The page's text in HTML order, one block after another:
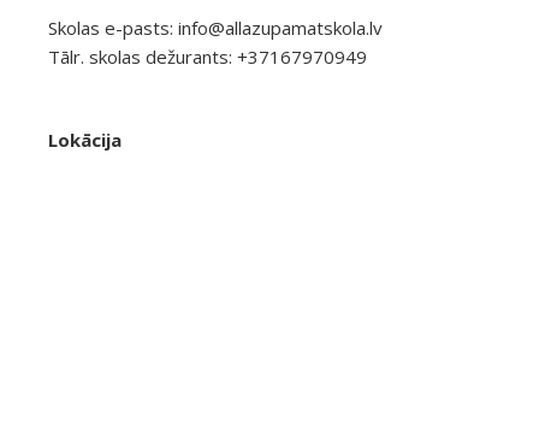
Skolas e-pasts: info@allazupamatskola.lv
Tālr. skolas dežurants: +37167970949
Lokācija